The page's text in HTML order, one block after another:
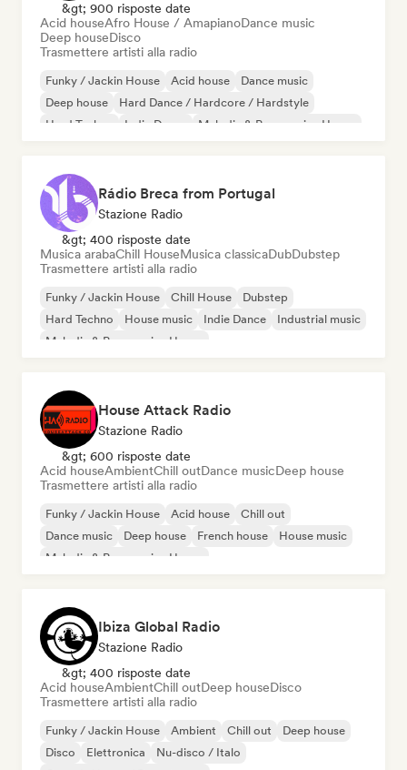
&gt; 900 risposte date
Acid houseAfro House / AmapianoDance music
Deep houseDisco
Trasmettere artisti alla radio
Funky / Jackin House Acid house
Dance music
Deep house
Hard Dance / Hardcore / Hardstyle
Hard Techno
Indie Dance Melodic & Progressive House
Rádio Breca from Portugal
Stazione Radio
&gt; 400 risposte date
Musica arabaChill HouseMusica classicaDubDubstep
Trasmettere artisti alla radio
Funky / Jackin House Chill House
Dubstep
Hard Techno
House music Indie Dance
Industrial music
Melodic & Progressive House
House Attack Radio
Stazione Radio
&gt; 600 risposte date
Acid houseAmbientChill outDance musicDeep house
Trasmettere artisti alla radio
Funky / Jackin House Acid house
Chill out
Dance music
Deep house French house
House music
Melodic & Progressive House
Ibiza Global Radio
Stazione Radio
&gt; 400 risposte date
Acid houseAmbientChill outDeep houseDisco
Trasmettere artisti alla radio
Funky / Jackin House Ambient Chill out
Deep house
Disco
Elettronica
Nu-disco / Italo